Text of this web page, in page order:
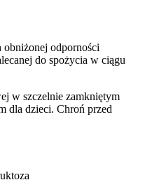
obniżonej odporności
do spożycia w ciągu
w szczelnie zamkniętym
dla dzieci. Chroń przed